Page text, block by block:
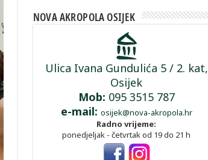
NOVA AKROPOLA OSIJEK
Ulica Ivana Gundulića 5 / 2. kat,
Osijek
Mob: 095 3515 787
e-mail: osijek@nova-akropola.hr
Radno vrijeme:
ponedjeljak - četvrtak od 19 do 21 h